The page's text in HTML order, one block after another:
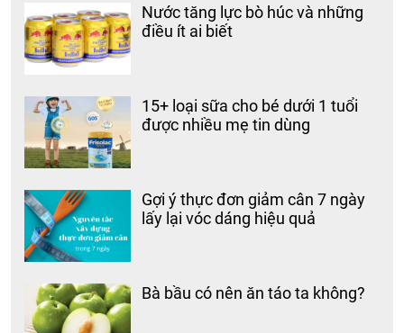
Nước tăng lực bò húc và những
điều ít ai biết
15+ loại sữa cho bé dưới 1 tuổi
được nhiều mẹ tin dùng
Gợi ý thực đơn giảm cân 7 ngày
lấy lại vóc dáng hiệu quả
Bà bầu có nên ăn táo ta không?